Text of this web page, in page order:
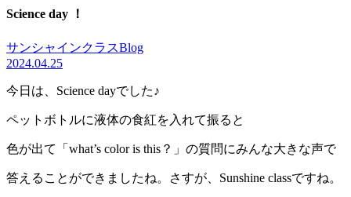
Science day ！
サンシャインクラスBlog
2024.04.25
今日は、Science dayでした♪
ペットボトルに液体の食紅を入れて振ると
色が出て「what’s color is this？」の質問にみんな大きな声で
答えることができましたね。さすが、Sunshine classですね。